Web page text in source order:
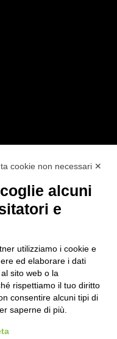
cookie non necessari ✕
alcuni
e
utilizziamo i cookie e
ed elaborare i dati
sito web o la
rispettiamo il tuo diritto
consentire alcuni tipi di
saperne di più.